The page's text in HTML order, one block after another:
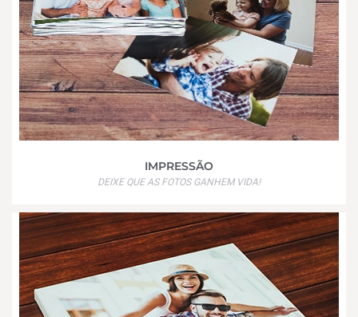
IMPRESSÃO
DEIXE QUE AS FOTOS GANHEM VIDA!